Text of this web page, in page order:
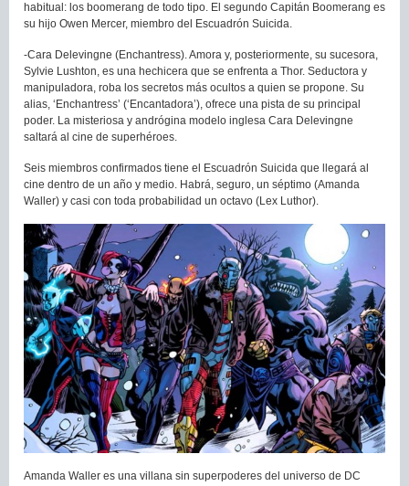
habitual: los boomerang de todo tipo. El segundo Capitán Boomerang es
su hijo Owen Mercer, miembro del Escuadrón Suicida.
-Cara Delevingne (Enchantress). Amora y, posteriormente, su sucesora,
Sylvie Lushton, es una hechicera que se enfrenta a Thor. Seductora y
manipuladora, roba los secretos más ocultos a quien se propone. Su
alias, ‘Enchantress’ (‘Encantadora’), ofrece una pista de su principal
poder. La misteriosa y andrógina modelo inglesa Cara Delevingne
saltará al cine de superhéroes.
Seis miembros confirmados tiene el Escuadrón Suicida que llegará al
cine dentro de un año y medio. Habrá, seguro, un séptimo (Amanda
Waller) y casi con toda probabilidad un octavo (Lex Luthor).
Amanda Waller es una villana sin superpoderes del universo de DC